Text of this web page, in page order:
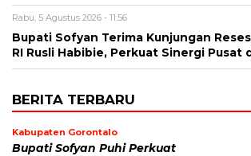
Rabu, 5 Agustus 2026 - 11:56
Bupati Sofyan Terima Kunjungan
RI Rusli Habibie, Perkuat Sinergi Pusat
BERITA TERBARU
Kabupaten Gorontalo
Bupati Sofyan Puhi Perkuat